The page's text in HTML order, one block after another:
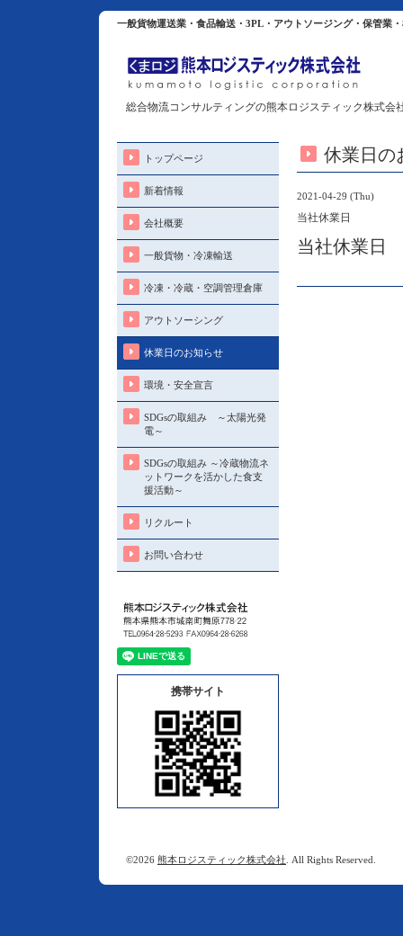
一般貨物運送業・食品輸送・3PL・アウトソージング・保管業
総合物流コンサルティングの熊本ロジスティック株式会
休業日の
2021-04-29 (Thu)
当社休業日
当社休業日
トップページ
新着情報
会社概要
一般貨物・冷凍輸送
冷凍・冷蔵・空調管理倉庫
アウトソーシング
休業日のお知らせ
環境・安全宣言
SDGsの取組み ～太陽光発
電～
SDGsの取組み ～冷蔵物流ネ
ットワークを活かした食支
援活動～
リクルート
お問い合わせ
携帯サイト
©2026 熊本ロジスティック株式会社 . All Rights Reserved.